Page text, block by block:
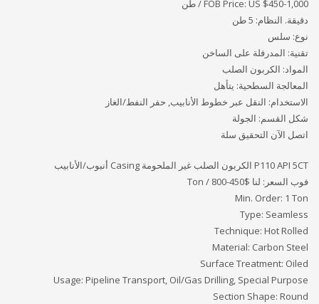
FOB Price: US $450-1,000 / طن
دقيقة. النظام: 5 طن
نوع: سلس
تقنية: المدرفلة على الساخن
المواد: الكربون الصلب
المعالجة السطحية: يتأهل
الاستخدام: النقل عبر خطوط الأنابيب, حفر النفط/الغاز
شكل القسم: الجولة
اتصل الآن التحقيق سلة
P110 API 5CT الكربون الصلب غير الملحومة Casing أنبوب/الأنابيب
فوب السعر: لنا $450-800 / Ton
Min. Order: 1 Ton
Type: Seamless
Technique: Hot Rolled
Material: Carbon Steel
Surface Treatment: Oiled
Usage: Pipeline Transport, Oil/Gas Drilling, Special Purpose
Section Shape: Round